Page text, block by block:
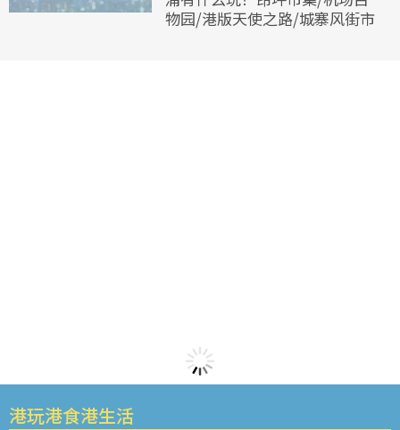
物园/港版天使之路/城寨风街市
港玩港食港生活